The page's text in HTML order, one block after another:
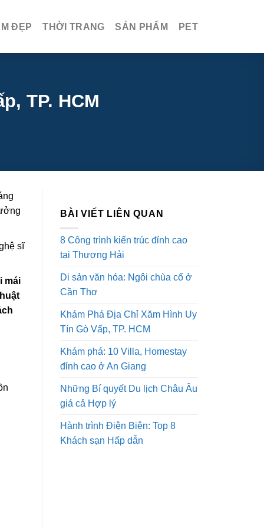
ĐẸP THỜI TRANG SẢN PHẨM PET
TP. HCM
sĩ
mái
BÀI VIẾT LIÊN QUAN
8 Công trình kiến trúc đỉnh cao
tại Thượng Hải
Di sản văn hóa: Ngôi chùa cổ ở
Cần Thơ
Khám Phá Địa Chỉ Xăm Hình Uy
Tín Gò Vấp, TP. HCM
Khám phá: 10 Villa, Homestay
đỉnh cao ở An Giang
Những Bí quyết Du lịch Châu Âu
giá cả Hợp lý
Hành trình Điện Biên: Top 8
Khách sạn Hấp dẫn